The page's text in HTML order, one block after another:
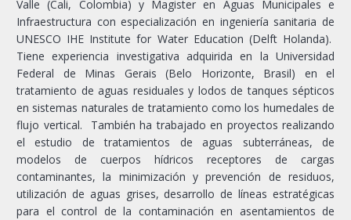
Valle (Cali, Colombia) y Magister en Aguas Municipales e
Infraestructura con especialización en ingeniería sanitaria de
UNESCO IHE Institute for Water Education (Delft Holanda).
Tiene experiencia investigativa adquirida en la Universidad
Federal de Minas Gerais (Belo Horizonte, Brasil) en el
tratamiento de aguas residuales y lodos de tanques sépticos
en sistemas naturales de tratamiento como los humedales de
flujo vertical. También ha trabajado en proyectos realizando
el estudio de tratamientos de aguas subterráneas, de
modelos de cuerpos hídricos receptores de cargas
contaminantes, la minimización y prevención de residuos,
utilización de aguas grises, desarrollo de líneas estratégicas
para el control de la contaminación en asentamientos de